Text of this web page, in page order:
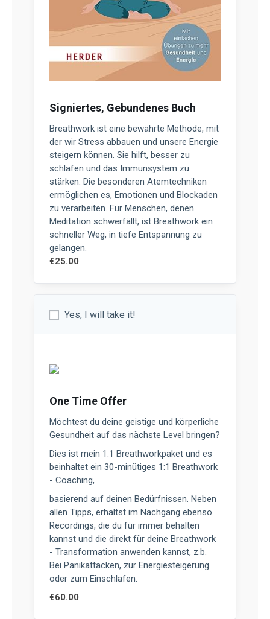
Signiertes, Gebundenes Buch
Breathwork ist eine bewährte Methode, mit
der wir Stress abbauen und unsere Energie
steigern können. Sie hilft, besser zu
schlafen und das Immunsystem zu
stärken. Die besonderen Atemtechniken
ermöglichen es, Emotionen und Blockaden
zu verarbeiten. Für Menschen, denen
Meditation schwerfällt, ist Breathwork ein
schneller Weg, in tiefe Entspannung zu
gelangen.
€25.00
Yes, I will take it!
One Time Offer
Möchtest du deine geistige und körperliche
Gesundheit auf das nächste Level bringen?
Dies ist mein 1:1 Breathworkpaket und es
beinhaltet ein 30-minütiges 1:1 Breathwork
- Coaching,
basierend auf deinen Bedürfnissen. Neben
allen Tipps, erhältst im Nachgang ebenso
Recordings, die du für immer behalten
kannst und die direkt für deine Breathwork
- Transformation anwenden kannst, z.b.
Bei Panikattacken, zur Energiesteigerung
oder zum Einschlafen.
€60.00